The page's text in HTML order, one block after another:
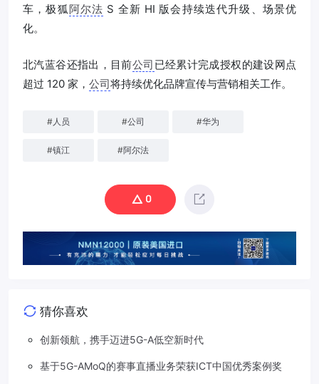
车，极狐阿尔法 S 全新 HI 版会持续迭代升级、场景优
化。
北汽蓝谷还指出，目前公司 已经累计完成授权的建设网点
超过 120 家， 公司将持续优化品牌宣传与营销相关工作。
# 人员 #公司 #华为
#镇江 #阿尔法
0
猜你喜欢
创新领航，携手迈进5G-A低空新时代
基于5G-AMoQ的赛事直播业务荣获ICT中国优秀案例奖